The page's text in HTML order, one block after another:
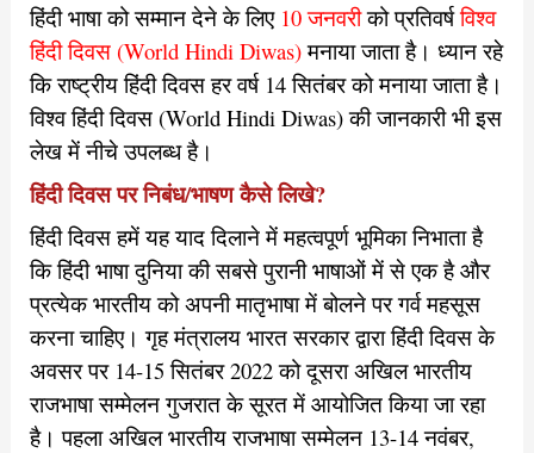
हिंदी भाषा को सम्मान देने के लिए 10 जनवरीको प्रतिवर्षविश्व
हिंदी दिवस (World Hindi Diwas)मनाया जाता है। ध्यान रहे
कि राष्ट्रीय हिंदी दिवस हर वर्ष 14 सितंबर को मनाया जाता है।
विश्व हिंदी दिवस (World Hindi Diwas) की जानकारी भी इस
लेख में नीचे उपलब्ध है।
हिंदी दिवस पर निबंध/भाषण कैसे लिखे?
हिंदी दिवस हमें यह याद दिलाने में महत्वपूर्ण भूमिका निभाता है
कि हिंदी भाषा दुनिया की सबसे पुरानी भाषाओं में से एक है और
प्रत्येक भारतीय को अपनी मातृभाषा में बोलने पर गर्व महसूस
करना चाहिए। गृह मंत्रालय भारत सरकार द्वारा हिंदी दिवस के
अवसर पर 14-15 सितंबर 2022 को दूसरा अखिल भारतीय
राजभाषा सम्मेलन गुजरात के सूरत में आयोजित किया जा रहा
है। पहला अखिल भारतीय राजभाषा सम्मेलन 13-14 नवंबर,